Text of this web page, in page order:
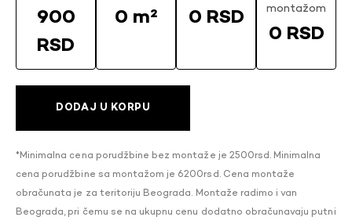
900
RSD
0 m² 0 RSD
montažom
0 RSD
DODAJ U KORPU
*Minimalna cena porudžbine bez montaže je 2500rsd. Minimalna
cena porudžbine sa montažom je 6200rsd. Cena montaže
obračunata je za teritoriju Beograda. Montaže radimo i van
Beograda, pri čemu se na ukupnu cenu dodatno obračunavaju putni